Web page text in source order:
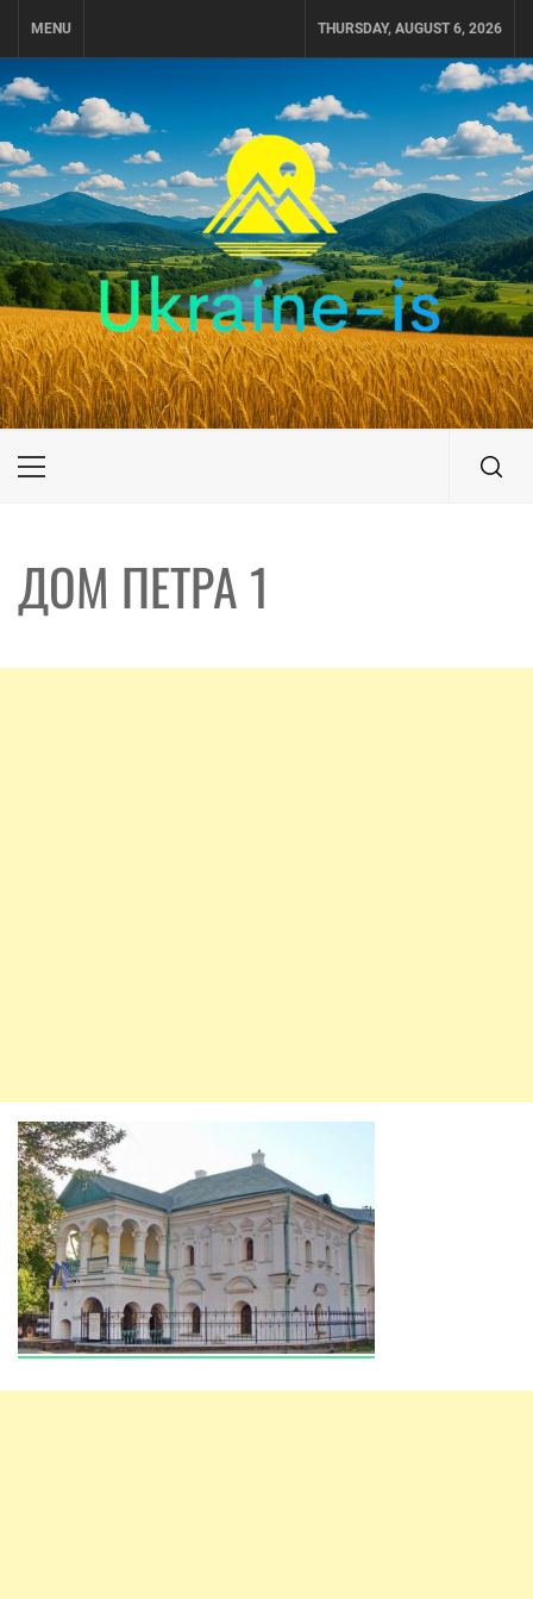
MENU THURSDAY, AUGUST 6, 2026
UKRAINE-IS
ПОДОРОЖI ПО УКРАЇНІ
Primary
ДОМ ПЕТРА 1